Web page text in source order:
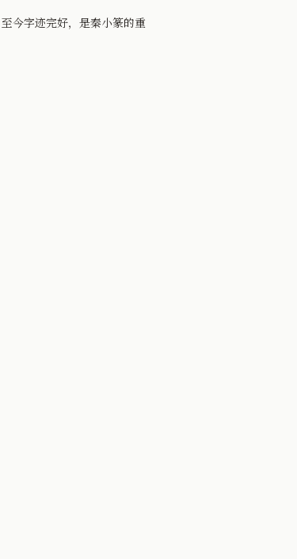
今字迹完好，是秦小篆的重